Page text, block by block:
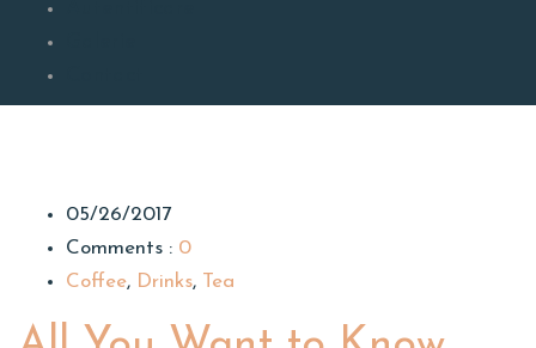
05/26/2017
Comments : 0
Coffee, Drinks, Tea